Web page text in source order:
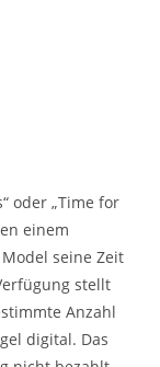
oder „Time for
einem
seine Zeit
stellt
Anzahl
digital. Das